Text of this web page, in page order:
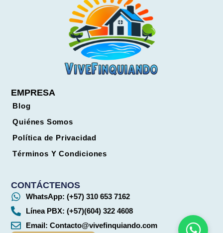
EMPRESA
Blog
Quiénes Somos
Política de Privacidad
Términos Y Condiciones
CONTÁCTENOS
WhatsApp: (+57) 310 653 7162
Línea PBX: (+57)(604) 322 4608
Email:Contacto@vivefinquiando.com